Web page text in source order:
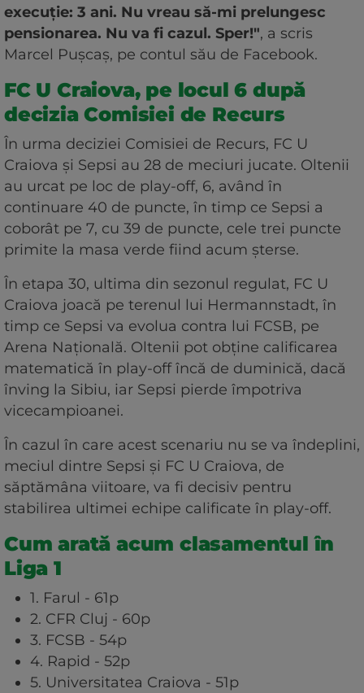
execuție: 3 ani. Nu vreau să-mi prelungesc
pensionarea. Nu va fi cazul. Sper!", a scris
Marcel Pușcaș, pe contul său de Facebook.
FC U Craiova, pe locul 6 după
decizia Comisiei de Recurs
În urma deciziei Comisiei de Recurs, FC U
Craiova și Sepsi au 28 de meciuri jucate. Oltenii
au urcat pe loc de play-off, 6, având în
continuare 40 de puncte, în timp ce Sepsi a
coborât pe 7, cu 39 de puncte, cele trei puncte
primite la masa verde fiind acum șterse.
În etapa 30, ultima din sezonul regulat, FC U
Craiova joacă pe terenul lui Hermannstadt, în
timp ce Sepsi va evolua contra lui FCSB, pe
Arena Națională. Oltenii pot obține calificarea
matematică în play-off încă de duminică, dacă
înving la Sibiu, iar Sepsi pierde împotriva
vicecampioanei.
În cazul în care acest scenariu nu se va îndeplini,
meciul dintre Sepsi și FC U Craiova, de
săptămâna viitoare, va fi decisiv pentru
stabilirea ultimei echipe calificate în play-off.
Cum arată acum clasamentul în
Liga 1
1. Farul - 61p
2. CFR Cluj - 60p
3. FCSB - 54p
4. Rapid - 52p
5. Universitatea Craiova - 51p